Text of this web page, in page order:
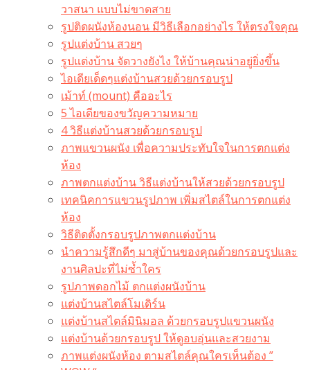
วาสนา แบบไม่ขาดสาย
รูปติดผนังห้องนอน มีวิธีเลือกอย่างไร ให้ตรงใจคุณ
รูปแต่งบ้าน สวยๆ
รูปแต่งบ้าน จัดวางยังไง ให้บ้านคุณน่าอยู่ยิ่งขึ้น
ไอเดียเด็ดๆแต่งบ้านสวยด้วยกรอบรูป
เม้าท์ (mount) คืออะไร​
5 ไอเดียของขวัญความหมาย
4 วิธีแต่งบ้านสวยด้วยกรอบรูป
ภาพแขวนผนัง เพื่อความประทับใจในการตกแต่ง
ห้อง
ภาพตกแต่งบ้าน วิธีแต่งบ้านให้สวยด้วยกรอบรูป
เทคนิคการแขวนรูปภาพ เพิ่มสไตล์ในการตกแต่ง
ห้อง
วิธีติดตั้งกรอบรูปภาพตกแต่งบ้าน
นำความรู้สึกดีๆ มาสู่บ้านของคุณด้วยกรอบรูปและ
งานศิลปะที่ไม่ซ้ำใคร
รูปภาพดอกไม้ ตกแต่งผนังบ้าน
แต่งบ้านสไตล์โมเดิร์น
แต่งบ้านสไตล์มินิมอล ด้วยกรอบรูปแขวนผนัง
แต่งบ้านด้วยกรอบรูป ให้ดูอบอุ่นและสวยงาม
ภาพแต่งผนังห้อง ตามสไตล์คุณใครเห็นต้อง ”